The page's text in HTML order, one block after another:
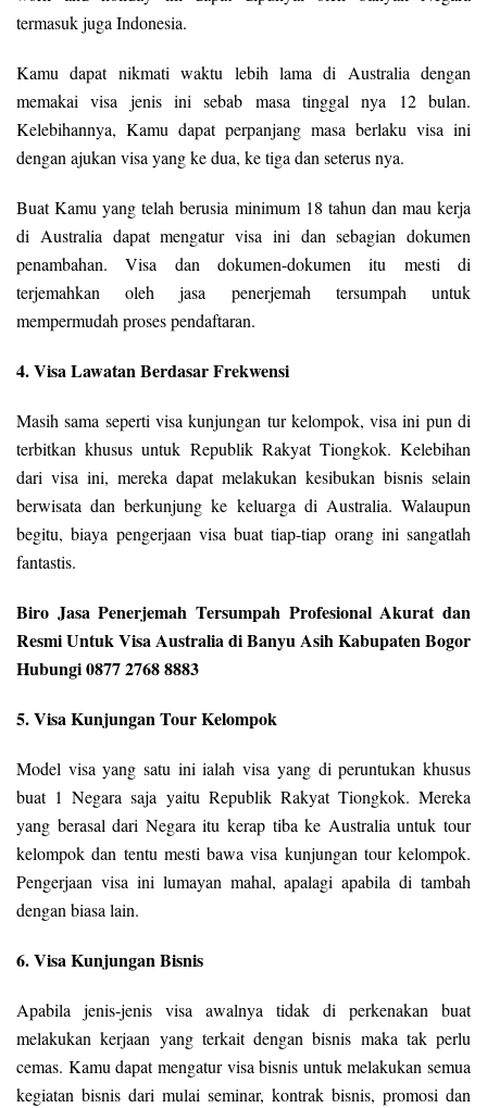
termasuk juga Indonesia.
Kamu dapat nikmati waktu lebih lama di Australia dengan
memakai visa jenis ini sebab masa tinggal nya 12 bulan.
Kelebihannya, Kamu dapat perpanjang masa berlaku visa ini
dengan ajukan visa yang ke dua, ke tiga dan seterus nya.
Buat Kamu yang telah berusia minimum 18 tahun dan mau kerja
di Australia dapat mengatur visa ini dan sebagian dokumen
penambahan. Visa dan dokumen-dokumen itu mesti di
terjemahkan oleh jasa penerjemah tersumpah untuk
mempermudah proses pendaftaran.
4. Visa Lawatan Berdasar Frekwensi
Masih sama seperti visa kunjungan tur kelompok, visa ini pun di
terbitkan khusus untuk Republik Rakyat Tiongkok. Kelebihan
dari visa ini, mereka dapat melakukan kesibukan bisnis selain
berwisata dan berkunjung ke keluarga di Australia. Walaupun
begitu, biaya pengerjaan visa buat tiap-tiap orang ini sangatlah
fantastis.
Biro Jasa Penerjemah Tersumpah Profesional Akurat dan
Resmi Untuk Visa Australia di Banyu Asih Kabupaten Bogor
Hubungi 0877 2768 8883
5. Visa Kunjungan Tour Kelompok
Model visa yang satu ini ialah visa yang di peruntukan khusus
buat 1 Negara saja yaitu Republik Rakyat Tiongkok. Mereka
yang berasal dari Negara itu kerap tiba ke Australia untuk tour
kelompok dan tentu mesti bawa visa kunjungan tour kelompok.
Pengerjaan visa ini lumayan mahal, apalagi apabila di tambah
dengan biasa lain.
6. Visa Kunjungan Bisnis
Apabila jenis-jenis visa awalnya tidak di perkenakan buat
melakukan kerjaan yang terkait dengan bisnis maka tak perlu
cemas. Kamu dapat mengatur visa bisnis untuk melakukan semua
kegiatan bisnis dari mulai seminar, kontrak bisnis, promosi dan